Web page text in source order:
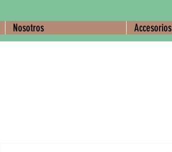
Nosotros Accesorios